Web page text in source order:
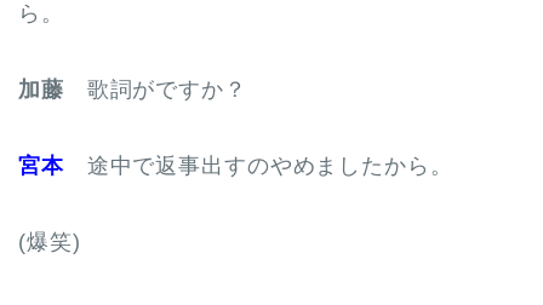
ら。
加藤 歌詞がですか？
宮本途中で返事出すのやめましたから。
(爆笑)